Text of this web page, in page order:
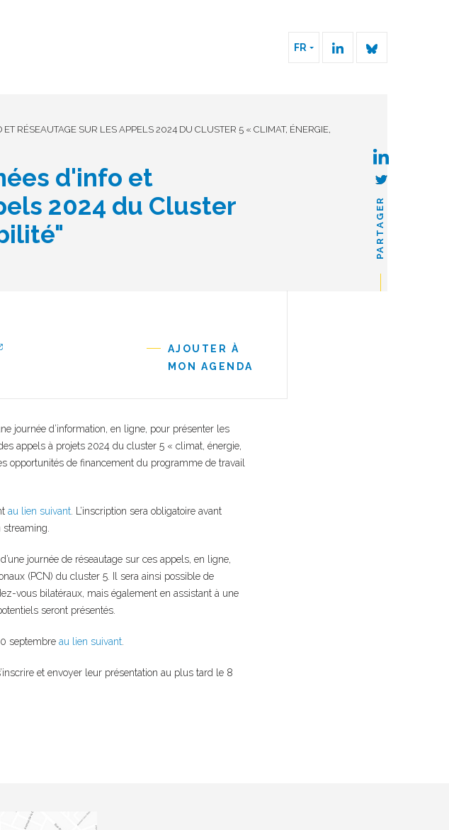
FR
ET RÉSEAUTAGE SUR LES APPELS 2024 DU CLUSTER 5 « CLIMAT, ÉNERGIE,
d'info et
2024 du Cluster
PARTAGER
AJOUTER À
MON AGENDA
journée d’information, en ligne, pour présenter les
appels à projets 2024 du cluster 5 « climat, énergie,
opportunités de financement du programme de travail
au lien suivant. L’inscription sera obligatoire avant
streaming.
journée de réseautage sur ces appels, en ligne,
(PCN) du cluster 5. Il sera ainsi possible de
vous bilatéraux, mais également en assistant à une
seront présentés.
septembre au lien suivant.
et envoyer leur présentation au plus tard le 8